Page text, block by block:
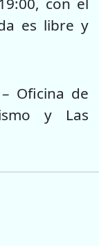
es libre y
Oficina de
y Las